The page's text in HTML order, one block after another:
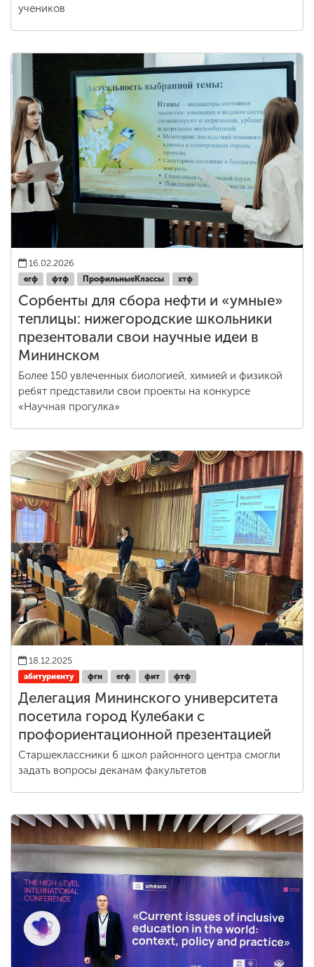
учеников
16.02.2026
егф фтф ПрофильныеКлассы хтф
Сорбенты для сбора нефти и «умные»
теплицы: нижегородские школьники
презентовали свои научные идеи в
Мининском
Более 150 увлеченных биологией, химией и физикой
ребят представили свои проекты на конкурсе
«Научная прогулка»
18.12.2025
абитуриенту фгн егф фит фтф
Делегация Мининского университета
посетила город Кулебаки с
профориентационной презентацией
Старшеклассники 6 школ районного центра смогли
задать вопросы деканам факультетов